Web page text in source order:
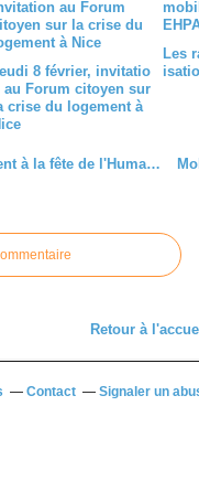
8 février, invitatio
au Forum citoyen sur
crise du logement à
Les
Discours de Pierre Laurent à la fête de l'Humanité
Retour à
Contact Signaler un